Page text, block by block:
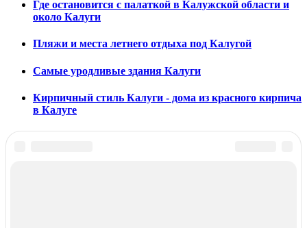
Где остановится с палаткой в Калужской области и
около Калуги
Пляжи и места летнего отдыха под Калугой
Самые уродливые здания Калуги
Кирпичный стиль Калуги - дома из красного кирпича
в Калуге